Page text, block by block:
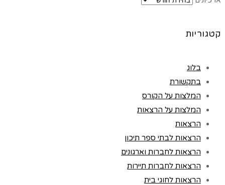
קטגוריות
בלוג
בתקשורת
המלצות על הקורס
המלצות על הרצאות
הרצאות
הרצאות לבתי ספר תיכון
הרצאות לחברות וארגונים
הרצאות לחברות תיירות
הרצאות לחוגי בית